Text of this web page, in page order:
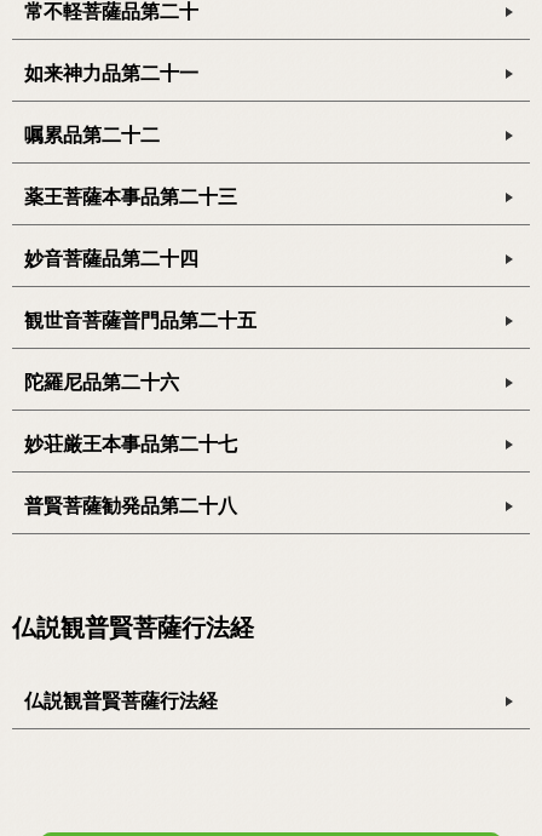
常不軽菩薩品第二十
如来神力品第二十一
嘱累品第二十二
薬王菩薩本事品第二十三
妙音菩薩品第二十四
観世音菩薩普門品第二十五
陀羅尼品第二十六
妙荘厳王本事品第二十七
普賢菩薩勧発品第二十八
仏説観普賢菩薩行法経
仏説観普賢菩薩行法経